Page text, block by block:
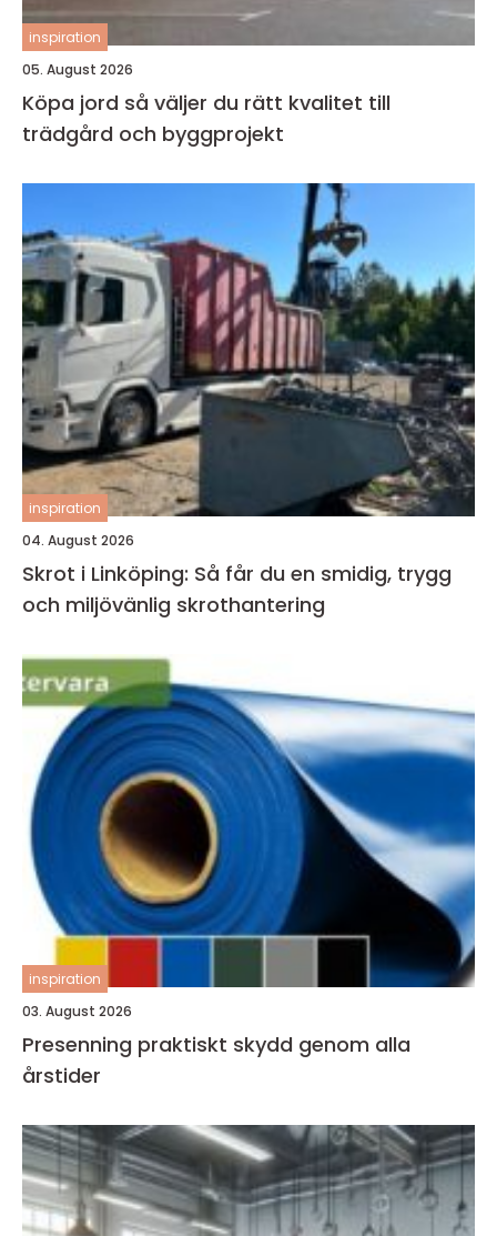
inspiration
05. August 2026
Köpa jord så väljer du rätt kvalitet till
trädgård och byggprojekt
inspiration
04. August 2026
Skrot i Linköping: Så får du en smidig, trygg
och miljövänlig skrothantering
inspiration
03. August 2026
Presenning praktiskt skydd genom alla
årstider